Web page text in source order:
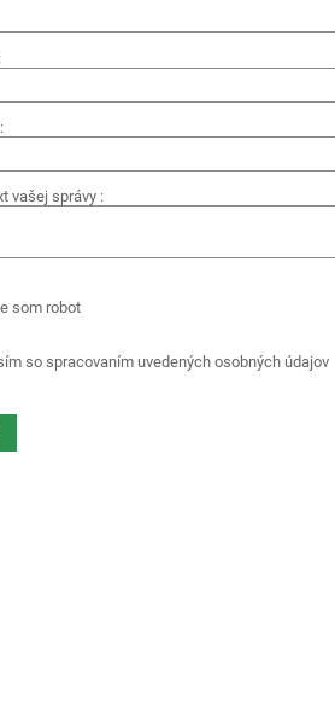
vašej správy :
som robot
so spracovaním uvedených osobných údajov